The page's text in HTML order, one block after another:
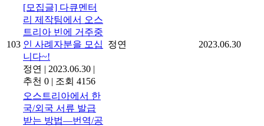
103
[모집글] 다큐멘터
리 제작팀에서 오스
트리아 빈에 거주중
인 사례자분을 모십
니다~!
정연 | 2023.06.30 |
추천 0 | 조회 4156
정연 2023.06.30
오스트리아에서 한
국/외국 서류 발급
받는 방법―번역/공